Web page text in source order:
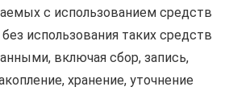
с использованием средств
использования таких средств
включая сбор, запись,
хранение, уточнение